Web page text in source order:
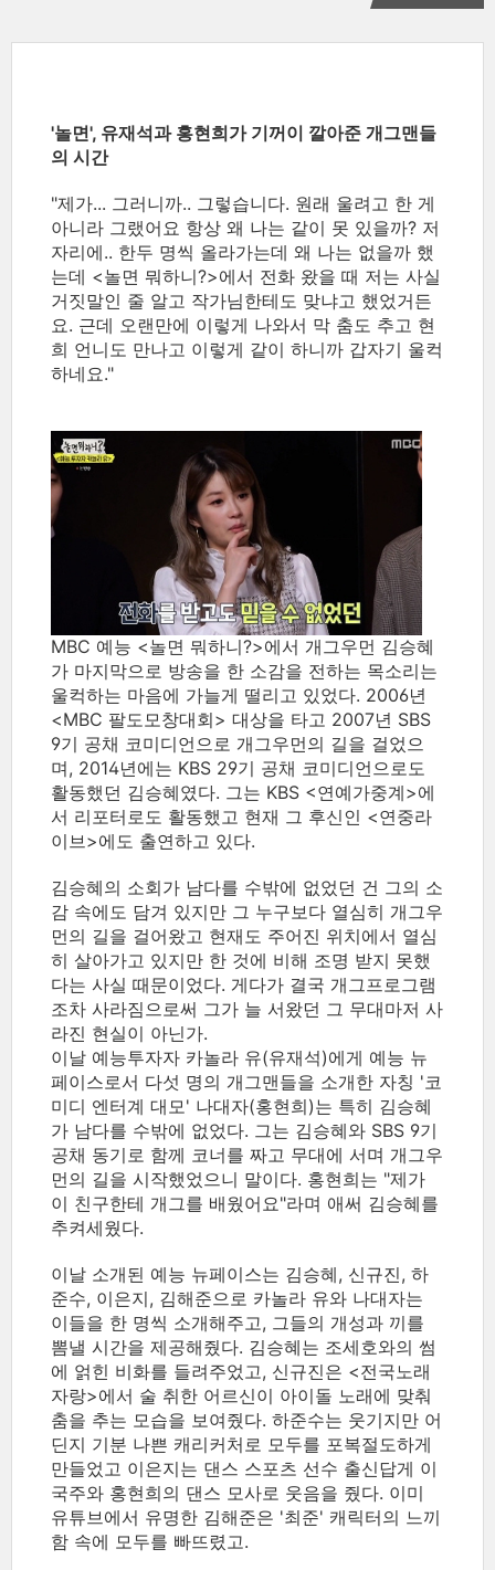
'놀면', 유재석과 홍현희가 기꺼이 깔아준 개그맨들
의 시간
"제가... 그러니까.. 그렇습니다. 원래 울려고 한 게
아니라 그랬어요 항상 왜 나는 같이 못 있을까? 저
자리에.. 한두 명씩 올라가는데 왜 나는 없을까 했
는데 <놀면 뭐하니?>에서 전화 왔을 때 저는 사실
거짓말인 줄 알고 작가님한테도 맞냐고 했었거든
요. 근데 오랜만에 이렇게 나와서 막 춤도 추고 현
희 언니도 만나고 이렇게 같이 하니까 갑자기 울컥
하네요."
MBC 예능 <놀면 뭐하니?>에서 개그우먼 김승혜
가 마지막으로 방송을 한 소감을 전하는 목소리는
울컥하는 마음에 가늘게 떨리고 있었다. 2006년
<MBC 팔도모창대회> 대상을 타고 2007년 SBS
9기 공채 코미디언으로 개그우먼의 길을 걸었으
며, 2014년에는 KBS 29기 공채 코미디언으로도
활동했던 김승혜였다. 그는 KBS <연예가중계>에
서 리포터로도 활동했고 현재 그 후신인 <연중라
이브>에도 출연하고 있다.
김승혜의 소회가 남다를 수밖에 없었던 건 그의 소
감 속에도 담겨 있지만 그 누구보다 열심히 개그우
먼의 길을 걸어왔고 현재도 주어진 위치에서 열심
히 살아가고 있지만 한 것에 비해 조명 받지 못했
다는 사실 때문이었다. 게다가 결국 개그프로그램
조차 사라짐으로써 그가 늘 서왔던 그 무대마저 사
라진 현실이 아닌가.
이날 예능투자자 카놀라 유(유재석)에게 예능 뉴
페이스로서 다섯 명의 개그맨들을 소개한 자칭 '코
미디 엔터계 대모' 나대자(홍현희)는 특히 김승혜
가 남다를 수밖에 없었다. 그는 김승혜와 SBS 9기
공채 동기로 함께 코너를 짜고 무대에 서며 개그우
먼의 길을 시작했었으니 말이다. 홍현희는 "제가
이 친구한테 개그를 배웠어요"라며 애써 김승혜를
추켜세웠다.
이날 소개된 예능 뉴페이스는 김승혜, 신규진, 하
준수, 이은지, 김해준으로 카놀라 유와 나대자는
이들을 한 명씩 소개해주고, 그들의 개성과 끼를
뽐낼 시간을 제공해줬다. 김승혜는 조세호와의 썸
에 얽힌 비화를 들려주었고, 신규진은 <전국노래
자랑>에서 술 취한 어르신이 아이돌 노래에 맞춰
춤을 추는 모습을 보여줬다. 하준수는 웃기지만 어
딘지 기분 나쁜 캐리커처로 모두를 포복절도하게
만들었고 이은지는 댄스 스포츠 선수 출신답게 이
국주와 홍현희의 댄스 모사로 웃음을 줬다. 이미
유튜브에서 유명한 김해준은 '최준' 캐릭터의 느끼
함 속에 모두를 빠뜨렸고.